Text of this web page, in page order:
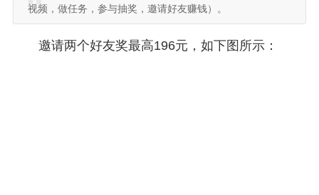
视频，做任务，参与抽奖，邀请好友赚钱）。
邀请两个好友奖最高196元，如下图所示：